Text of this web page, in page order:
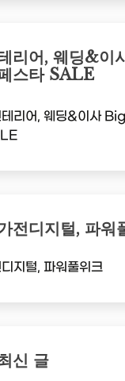
리어, 웨딩&이
스타 SALE
전디지털, 파워
신 글